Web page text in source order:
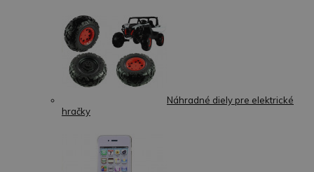
Náhradné diely pre elektrické
hračky